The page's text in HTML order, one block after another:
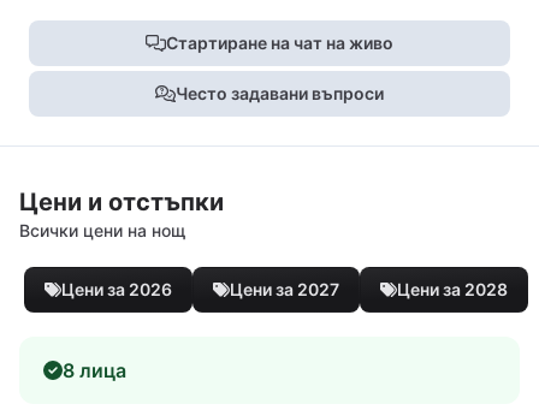
Стартиране на чат на живо
Често задавани въпроси
Цени и отстъпки
Всички цени на нощ
Цени за 2026 Цени за 2027 Цени за 2028
8 лица